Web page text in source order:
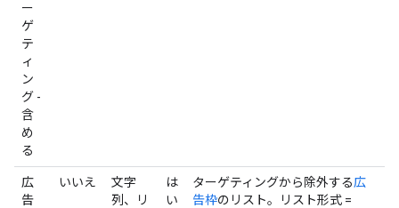
ー
ゲ
テ
ィ
ン
グ -
含
め
る
広
告
いいえ
文字
列、リ
は
い
ターゲティングから除外する広
告枠のリスト。リスト形式 =